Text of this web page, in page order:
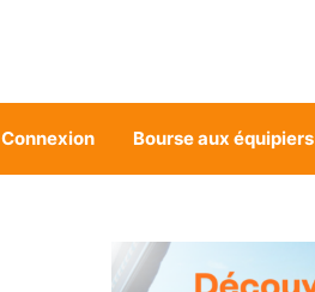
Connexion Bourse aux équipiers